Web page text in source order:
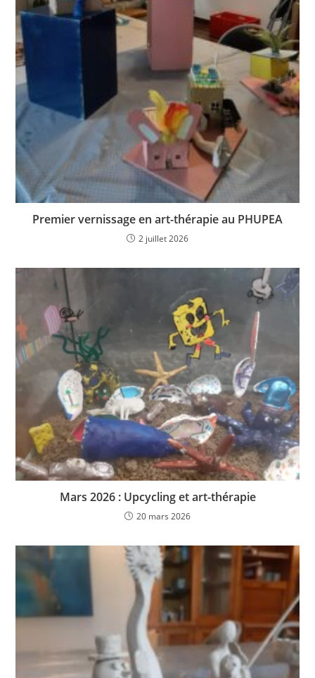
Premier vernissage en art-thérapie au PHUPEA
2 juillet 2026
Mars 2026 : Upcycling et art-thérapie
20 mars 2026